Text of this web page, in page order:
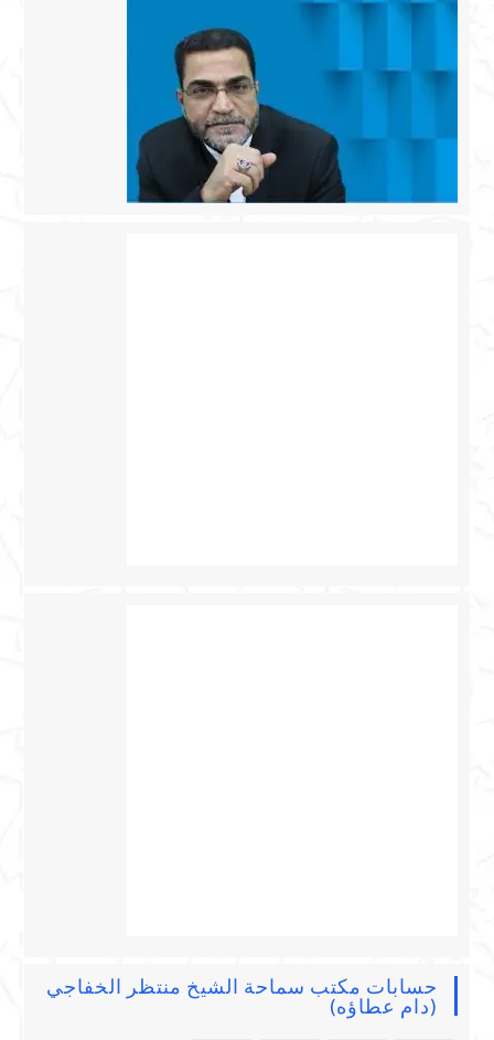
حسابات مكتب سماحة الشيخ منتظر الخفاجي
(دام عطاؤه)